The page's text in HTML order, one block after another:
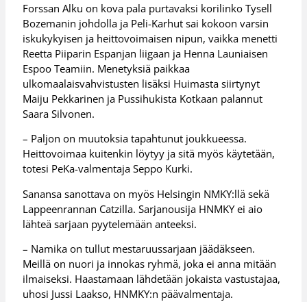
Forssan Alku on kova pala purtavaksi korilinko Tysell
Bozemanin johdolla ja Peli-Karhut sai kokoon varsin
iskukykyisen ja heittovoimaisen nipun, vaikka menetti
Reetta Piiparin Espanjan liigaan ja Henna Launiaisen
Espoo Teamiin. Menetyksiä paikkaa
ulkomaalaisvahvistusten lisäksi Huimasta siirtynyt
Maiju Pekkarinen ja Pussihukista Kotkaan palannut
Saara Silvonen.
– Paljon on muutoksia tapahtunut joukkueessa.
Heittovoimaa kuitenkin löytyy ja sitä myös käytetään,
totesi PeKa-valmentaja Seppo Kurki.
Sanansa sanottava on myös Helsingin NMKY:llä sekä
Lappeenrannan Catzilla. Sarjanousija HNMKY ei aio
lähteä sarjaan pyytelemään anteeksi.
– Namika on tullut mestaruussarjaan jäädäkseen.
Meillä on nuori ja innokas ryhmä, joka ei anna mitään
ilmaiseksi. Haastamaan lähdetään jokaista vastustajaa,
uhosi Jussi Laakso, HNMKY:n päävalmentaja.